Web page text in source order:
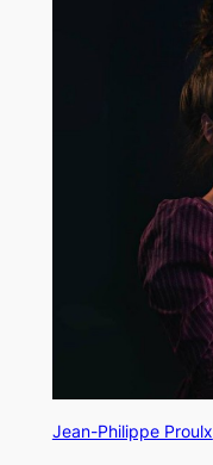
Jean-Philippe Proulx